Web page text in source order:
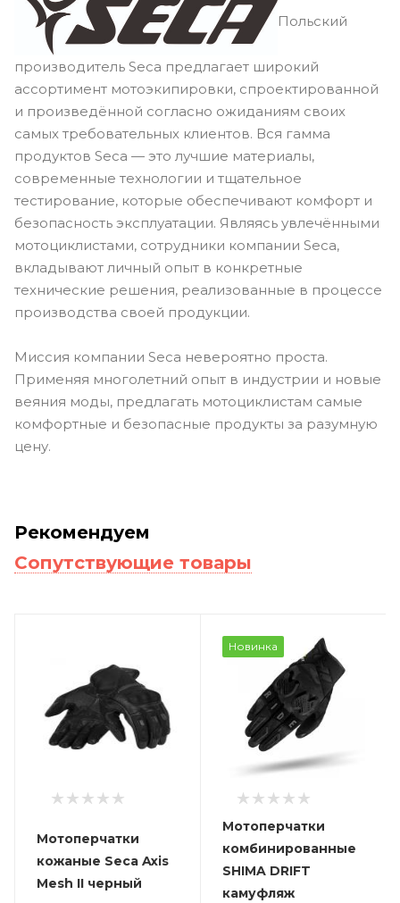
Польский
производитель Seca предлагает широкий
ассортимент мотоэкипировки, спроектированной
и произведённой согласно ожиданиям своих
самых требовательных клиентов. Вся гамма
продуктов Seca — это лучшие материалы,
современные технологии и тщательное
тестирование, которые обеспечивают комфорт и
безопасность эксплуатации. Являясь увлечёнными
мотоциклистами, сотрудники компании Seca,
вкладывают личный опыт в конкретные
технические решения, реализованные в процессе
производства своей продукции.
Миссия компании Seca невероятно проста.
Применяя многолетний опыт в индустрии и новые
веяния моды, предлагать мотоциклистам самые
комфортные и безопасные продукты за разумную
цену.
Рекомендуем
Сопутствующие товары
Мотоперчатки
кожаные Seca Axis
Mesh II черный
Новинка
Мотоперчатки
комбинированные
SHIMA DRIFT
камуфляж